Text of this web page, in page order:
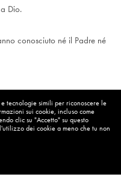
Dio.
conosciuto né il Padre né
tecnologie simili per riconoscere le
sui cookie, incluso come
clic su "Accetto" su questo
dei cookie a meno che tu non